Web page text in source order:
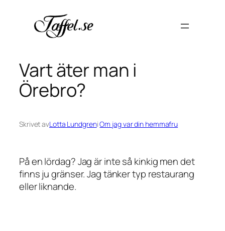
innehåll
Vart äter man i
Örebro?
Skrivet avLotta LundgreniOm jag var din hemmafru
På en lördag? Jag är inte så kinkig men det
finns ju gränser. Jag tänker typ restaurang
eller liknande.